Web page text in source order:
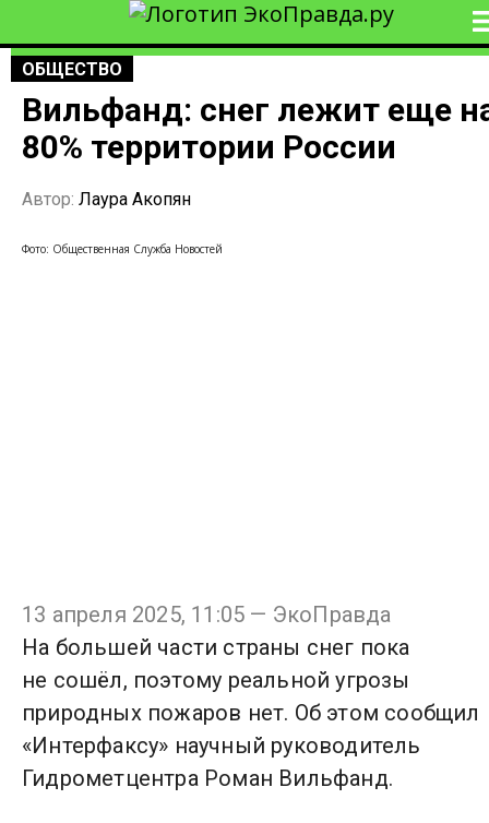
ОБЩЕСТВО
Вильфанд: снег лежит еще
80% территории России
Автор: Лаура Акопян
Фото: Общественная Служба Новостей
13 апреля 2025, 11:05 — ЭкоПравда
На большей части страны снег пока
не сошёл, поэтому реальной угрозы
природных пожаров нет. Об этом сообщил
«Интерфаксу» научный руководитель
Гидрометцентра Роман Вильфанд.